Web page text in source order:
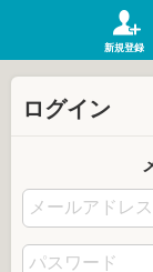
新規登録
ログイン